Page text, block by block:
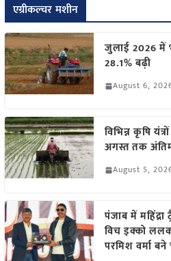
एग्रीकल्चर मशीन
जुलाई 2026 में
28.1% बढ़ी
August 6,
विभिन्न कृषि
अगस्त तक
August 5,
पंजाब में महिंद्रा
विच इक्को
परमिश वर्मा बने